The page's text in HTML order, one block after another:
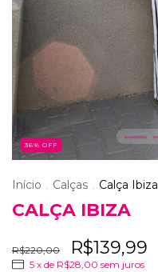
36% OFF
Início . Calças . Calça Ibiza
CALÇA IBIZA
R$220,00 R$139,99
5 x de R$28,00 sem juros